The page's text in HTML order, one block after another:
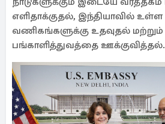
எளிதாக்குதல், இந்தியாவில்
வணிகங்களுக்கு உதவுதல்
பங்காளித்துவத்தை ஊக்குவித்தல்.